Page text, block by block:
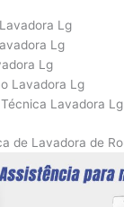
Lg
Lg
Lg
Lavadora Lg
Lavadora Lg
de Lavadora de